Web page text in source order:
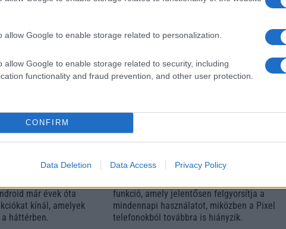
allow Google to enable storage related to personalization.
allow Google to enable storage related to security, including
functionality and fraud prevention, and other user protection.
CONFIRM
Data Deletion Data Access Privacy Policy
érintett modellekről
új mesterséges
több korábbi
Galaxy
lesz az út vége.
modellek mellett a régóta pletykált
hajlítható iPhone Ultra is bemutatkozhat,
miközben az áremelésekről szóló
találgatások továbbra is beárnyékolják a
rajtot.
hat
amely észrevétlenül
meg a
már évek óta
kínál, amelyek
háttérben.
mobilhasználatot – sokan
2026.07.12
| Android Central
funkció, amely jelentősen felgyorsítja a
mindennapi használatot, miközben a Pixel
telefonokból továbbra is hiányzik.